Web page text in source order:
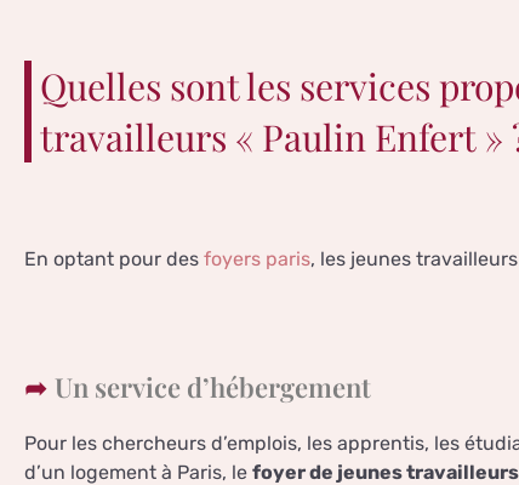
Quelles sont les services
travailleurs « Paulin Enfert »
En optant pour des foyers paris, les jeunes
Un service d’hébergement
Pour les chercheurs d’emplois, les apprentis, les
d’un logement à Paris, le foyer de jeunes